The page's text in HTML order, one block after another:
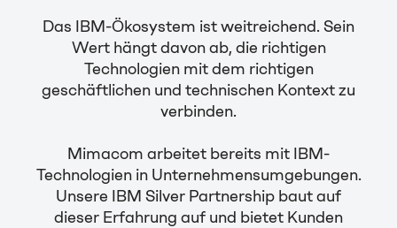
Das IBM-Ökosystem ist weitreichend. Sein
Wert hängt davon ab, die richtigen
Technologien mit dem richtigen
geschäftlichen und technischen Kontext zu
verbinden.
Mimacom arbeitet bereits mit IBM-
Technologien in Unternehmensumgebungen.
Unsere IBM Silver Partnership baut auf
dieser Erfahrung auf und bietet Kunden